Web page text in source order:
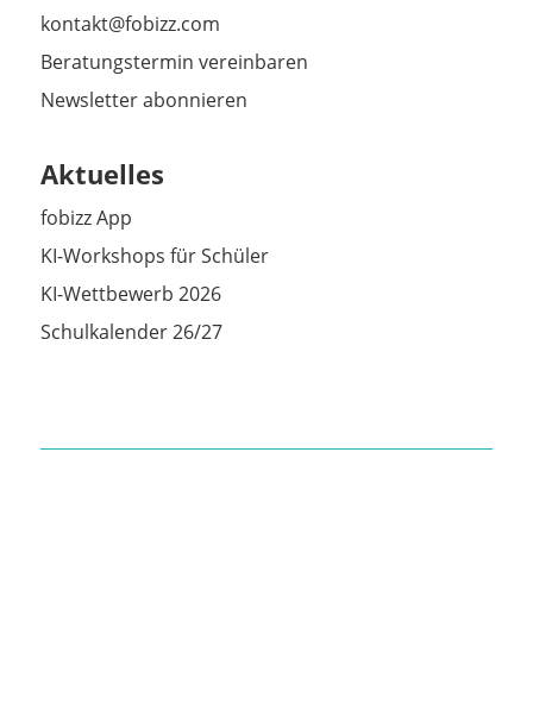
kontakt@fobizz.com
Beratungstermin vereinbaren
Newsletter abonnieren
Aktuelles
fobizz App
KI-Workshops für Schüler
KI-Wettbewerb 2026
Schulkalender 26/27